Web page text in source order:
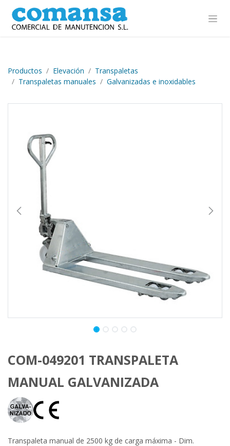
Ir al contenido
Productos Elevación
Transpaletas
Transpaletas manuales
Galvanizadas e inoxidables
COM-049201 TRANSPALETA
MANUAL GALVANIZADA
Transpaleta manual de 2500 kg de carga máxima - Dim.